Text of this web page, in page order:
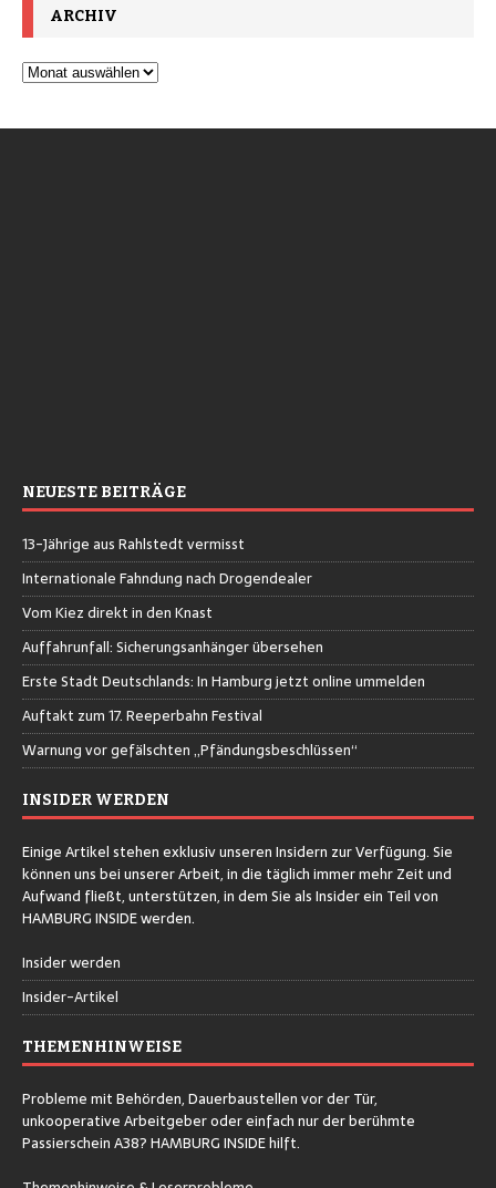
ARCHIV
NEUESTE BEITRÄGE
13-Jährige aus Rahlstedt vermisst
Internationale Fahndung nach Drogendealer
Vom Kiez direkt in den Knast
Auffahrunfall: Sicherungsanhänger übersehen
Erste Stadt Deutschlands: In Hamburg jetzt online ummelden
Auftakt zum 17. Reeperbahn Festival
Warnung vor gefälschten „Pfändungsbeschlüssen“
INSIDER WERDEN
Einige Artikel stehen exklusiv unseren Insidern zur Verfügung. Sie
können uns bei unserer Arbeit, in die täglich immer mehr Zeit und
Aufwand fließt, unterstützen, in dem Sie als Insider ein Teil von
HAMBURG INSIDE werden.
Insider werden
Insider-Artikel
THEMENHINWEISE
Probleme mit Behörden, Dauerbaustellen vor der Tür,
unkooperative Arbeitgeber oder einfach nur der berühmte
Passierschein A38? HAMBURG INSIDE hilft.